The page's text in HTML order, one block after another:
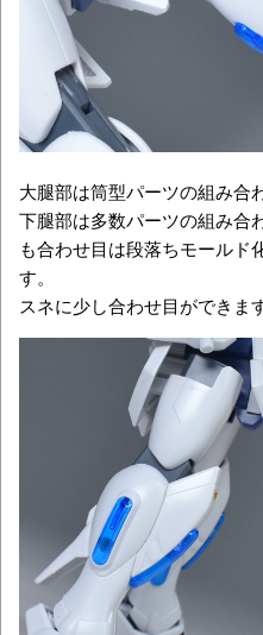
大腿部は筒型パーツの組み合
下腿部は多数パーツの組み合
も合わせ目は段落ちモールド
す。
スネに少し合わせ目ができま